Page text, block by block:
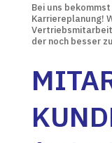
Bei uns
Karriereplanung!
der noch besser